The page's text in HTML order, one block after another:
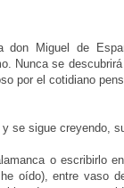
don Miguel de
Nunca se
por el cotidiano
se sigue creyendo,
o escribirlo
oído), entre vaso